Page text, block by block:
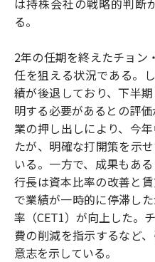
は持株会社の戦略的判断
る。
2年の任期を終えたチョン
任を狙える状況である。
績が後退しており、下半
明する必要があるとの評
業の押し出しにより、今
たが、明確な打開策を示
いる。一方で、成果もあ
行長は資本比率の改善と
で業績が一時的に停滞し
率（CET1）が向上した。
費の削減を指示するなど
意志を示している。